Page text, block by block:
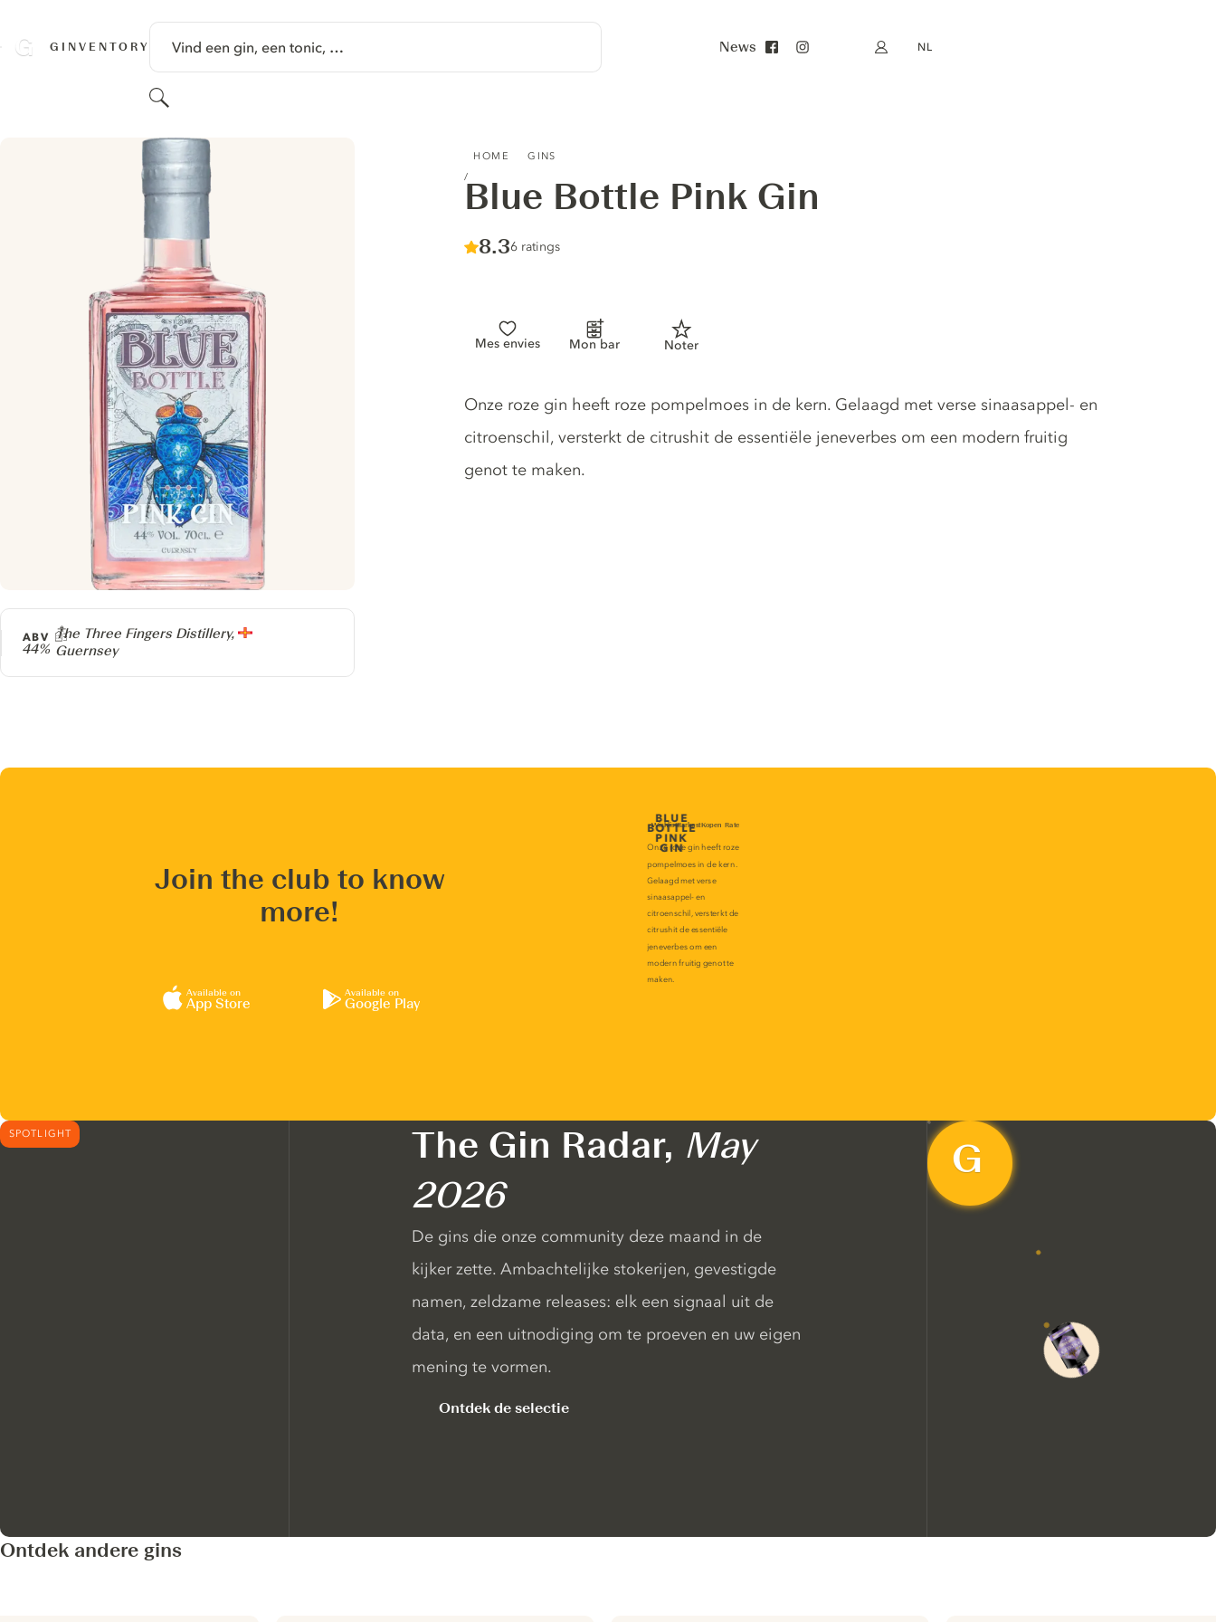
GINVENTORY Vind een gin, een tonic, …
Zoeken
News Mijn account
NL
HOME GINS
Blue Bottle Pink Gin
Score :
8.3/ 10
6 ratings
Mes envies Mon bar Noter
Producer
The Three Fingers Distillery,
Guernsey
ABV
44%
Gin description
Onze roze gin heeft roze pompelmoes in de kern. Gelaagd met verse sinaasappel- en
citroenschil, versterkt de citrushit de essentiële jeneverbes om een modern fruitig
genot te maken.
Join the club to know
more!
Available on
App Store
Available on
Google Play
SPOTLIGHT The Gin Radar, May
2026
De gins die onze community deze maand in de
kijker zette. Ambachtelijke stokerijen, gevestigde
namen, zeldzame releases: elk een signaal uit de
data, en een uitnodiging om te proeven en uw eigen
mening te vormen.
Ontdek de selectie
Ontdek andere gins